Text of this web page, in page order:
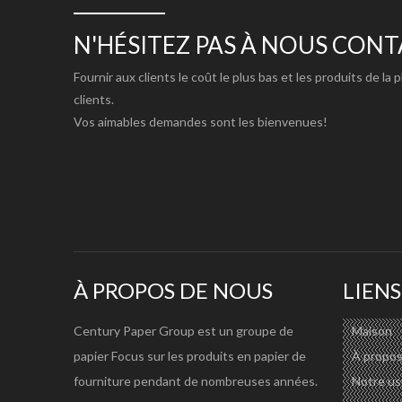
Format de feuille : 100 feuilles par
Délai d'exécution :15-25 jours ouvrables
Marque:
Neuf Dragons, Sea Dragon, Land
produit est généralement utilisé comme matériau
qualité, telles que les produits électroniques grand
en combinaison avec un support d'ondulation haute
N'HÉSITEZ PAS À NOUS
Fournir aux clients le coût le plus bas et les produits de
clients.
Vos aimables demandes sont les bienvenues!
À PROPOS DE NOUS
Century Paper Group est un groupe de
papier Focus sur les produits en papier de
fourniture pendant de nombreuses années.
Maison
À
Notre